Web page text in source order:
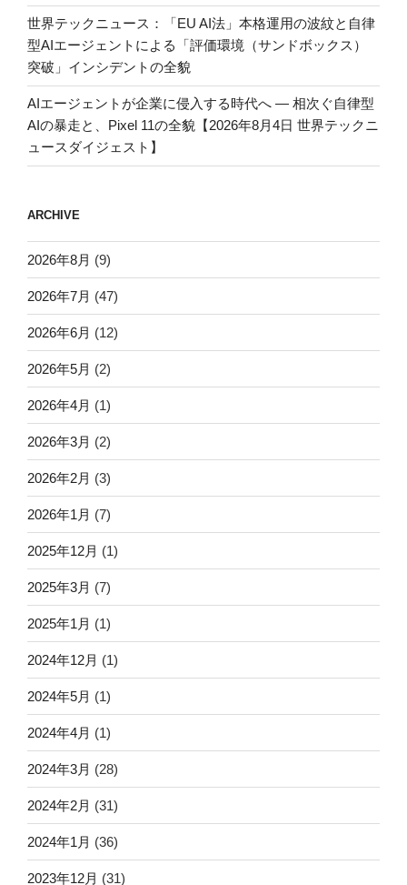
世界テックニュース：「EU AI法」本格運用の波紋と自律
型AIエージェントによる「評価環境（サンドボックス）
突破」インシデントの全貌
AIエージェントが企業に侵入する時代へ — 相次ぐ自律型
AIの暴走と、Pixel 11の全貌【2026年8月4日 世界テックニ
ュースダイジェスト】
ARCHIVE
2026年8月 (9)
2026年7月 (47)
2026年6月 (12)
2026年5月 (2)
2026年4月 (1)
2026年3月 (2)
2026年2月 (3)
2026年1月 (7)
2025年12月 (1)
2025年3月 (7)
2025年1月 (1)
2024年12月 (1)
2024年5月 (1)
2024年4月 (1)
2024年3月 (28)
2024年2月 (31)
2024年1月 (36)
2023年12月 (31)